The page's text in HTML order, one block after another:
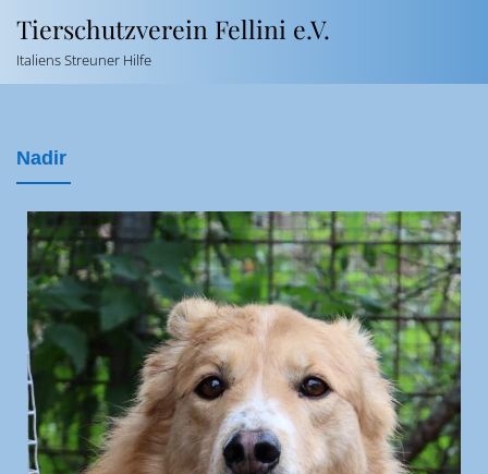
Tierschutzverein Fellini e.V.
Italiens Streuner Hilfe
Nadir